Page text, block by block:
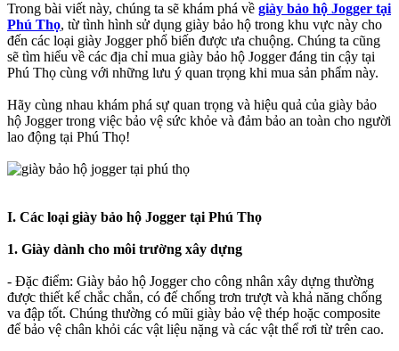
Trong bài viết này, chúng ta sẽ khám phá về giày bảo hộ Jogger tại
Phú Thọ, từ tình hình sử dụng giày bảo hộ trong khu vực này cho
đến các loại giày Jogger phổ biến được ưa chuộng. Chúng ta cũng
sẽ tìm hiểu về các địa chỉ mua giày bảo hộ Jogger đáng tin cậy tại
Phú Thọ cùng với những lưu ý quan trọng khi mua sản phẩm này.
Hãy cùng nhau khám phá sự quan trọng và hiệu quả của giày bảo
hộ Jogger trong việc bảo vệ sức khỏe và đảm bảo an toàn cho người
lao động tại Phú Thọ!
I. Các loại giày bảo hộ Jogger tại Phú Thọ
1. Giày dành cho môi trường xây dựng
- Đặc điểm: Giày bảo hộ Jogger cho công nhân xây dựng thường
được thiết kế chắc chắn, có đế chống trơn trượt và khả năng chống
va đập tốt. Chúng thường có mũi giày bảo vệ thép hoặc composite
để bảo vệ chân khỏi các vật liệu nặng và các vật thể rơi từ trên cao.